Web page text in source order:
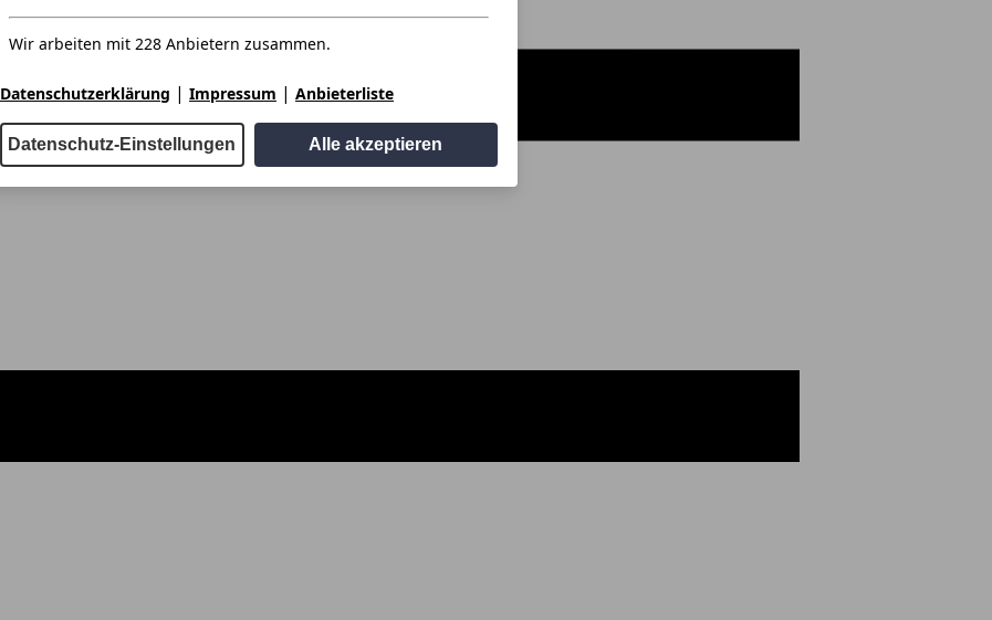
Wir arbeiten mit 228 Anbietern zusammen.
Datenschutzerklärung | Impressum | Anbieterliste
Datenschutz-Einstellungen Alle akzeptieren